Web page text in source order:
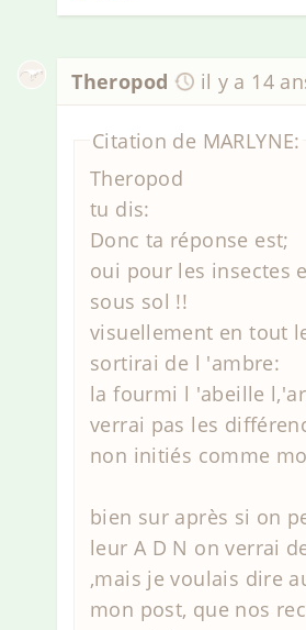
Theropod il y a 14
Citation de MARLYNE:
Theropod
tu dis:
Donc ta réponse est;
oui pour les insectes
sous sol !!
visuellement en tout
sortirai de l 'ambre:
la fourmi l 'abeille
verrai pas les
non initiés comme
bien sur après si on
leur A D N on verrai
,mais je voulais dire
mon post, que nos